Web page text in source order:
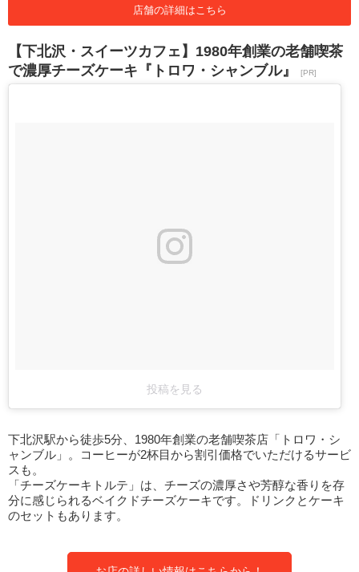
店舗の詳細はこちら
【下北沢・スイーツカフェ】1980年創業の老舗喫茶
で濃厚チーズケーキ『トロワ・シャンブル』
[PR]
投稿を見る
下北沢駅から徒歩5分、1980年創業の老舗喫茶店「トロワ・シ
ャンブル」。コーヒーが2杯目から割引価格でいただけるサービ
スも。
「チーズケーキトルテ」は、チーズの濃厚さや芳醇な香りを存
分に感じられるベイクドチーズケーキです。ドリンクとケーキ
のセットもあります。